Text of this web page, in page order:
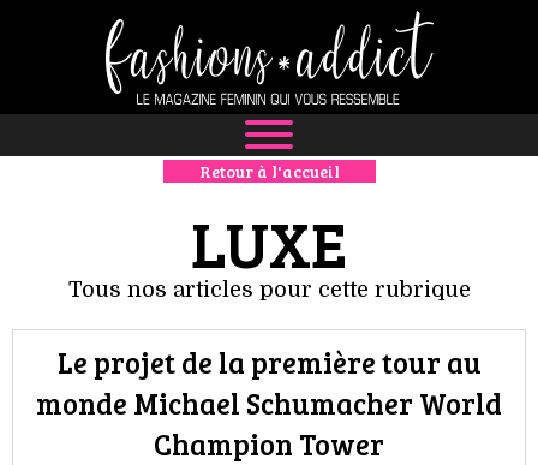
NEWS
MODE
LUXE
DÉFILÉS
BOUTIQUE
Retour à l'accueil
LUXE
Tous nos articles pour cette rubrique
Le projet de la première tour au
monde Michael Schumacher World
Champion Tower